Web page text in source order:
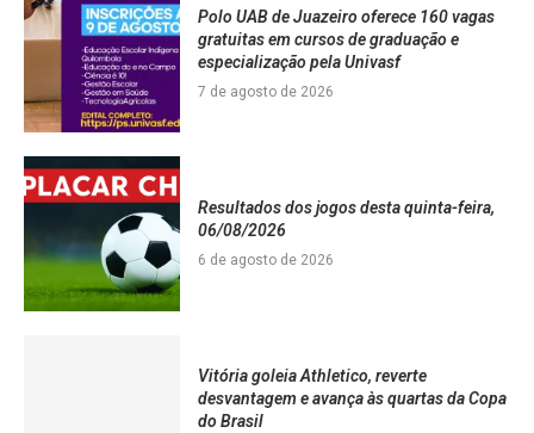
Polo UAB de Juazeiro oferece 160 vagas
gratuitas em cursos de graduação e
especialização pela Univasf
7 de agosto de 2026
Resultados dos jogos desta quinta-feira,
06/08/2026
6 de agosto de 2026
Vitória goleia Athletico, reverte
desvantagem e avança às quartas da Copa
do Brasil